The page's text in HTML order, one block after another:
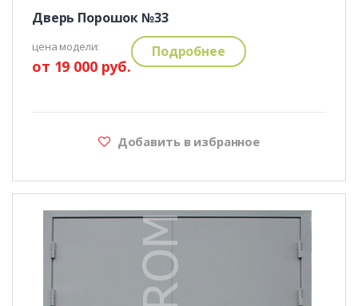
Дверь Порошок №33
цена модели:
от 19 000 руб.
Подробнее
Добавить в избранное